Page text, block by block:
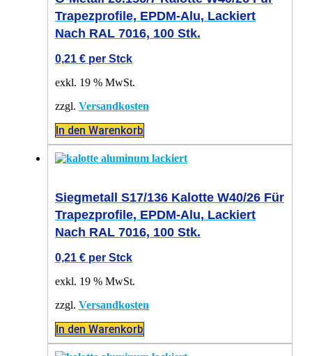
Trapezprofile, EPDM-Alu, Lackiert
Nach RAL 7016, 100 Stk.
0,21 € per Stck
exkl. 19 % MwSt.
zzgl. Versandkosten
In den Warenkorb
Siegmetall S17/136 Kalotte W40/26 Für
Trapezprofile, EPDM-Alu, Lackiert
Nach RAL 7016, 100 Stk.
0,21 € per Stck
exkl. 19 % MwSt.
zzgl. Versandkosten
In den Warenkorb